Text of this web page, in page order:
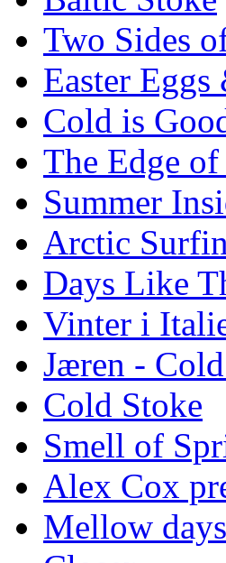
Two Sides
Easter
Cold is
The Edge
Summer
Arctic
Days Like
Vinter i
Jæren -
Cold Stoke
Smell of
Alex Cox
Mellow